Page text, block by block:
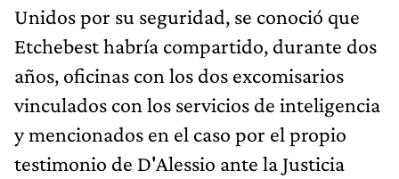
Unidos por su seguridad, se conoció que
Etchebest habría compartido, durante dos
años, oficinas con los dos excomisarios
vinculados con los servicios de inteligencia
y mencionados en el caso por el propio
testimonio de D'Alessio ante la Justicia